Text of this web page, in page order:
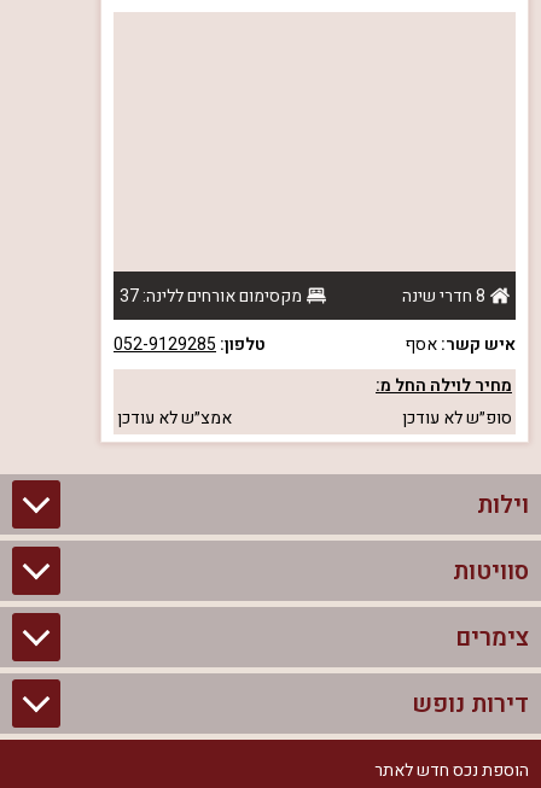
8 חדרי שינה
מקסימום אורחים ללינה: 37
איש קשר:אסף טלפון: 052-9129285
מחיר לוילה החל מ:
סופ״שלא עודכן אמצ״שלא עודכן
וילות
וילות בצפון
וילות להשכרה
וילות למסיבת רווקים
סוויטות
סוויטות בצפון
צימרים לזוגות עם בריכה פרטית
צימרים
צימרים בצפון
צימרים לזוגות
דירות נופש
דירות נופש בצפון
הוספת נכס חדש לאתר